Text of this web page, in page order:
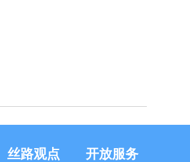
丝路观点 开放服务